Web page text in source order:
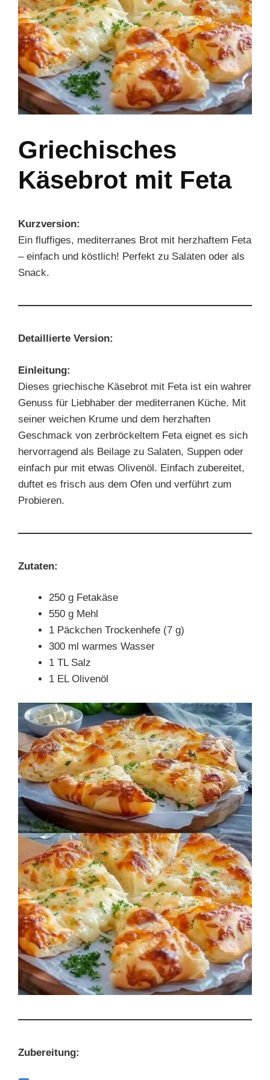
Griechisches
Käsebrot mit Feta
Kurzversion:
Ein fluffiges, mediterranes Brot mit herzhaftem Feta
– einfach und köstlich! Perfekt zu Salaten oder als
Snack.
Detaillierte Version:
Einleitung:
Dieses griechische Käsebrot mit Feta ist ein wahrer
Genuss für Liebhaber der mediterranen Küche. Mit
seiner weichen Krume und dem herzhaften
Geschmack von zerbröckeltem Feta eignet es sich
hervorragend als Beilage zu Salaten, Suppen oder
einfach pur mit etwas Olivenöl. Einfach zubereitet,
duftet es frisch aus dem Ofen und verführt zum
Probieren.
Zutaten:
250 g Fetakäse
550 g Mehl
1 Päckchen Trockenhefe (7 g)
300 ml warmes Wasser
1 TL Salz
1 EL Olivenöl
Zubereitung: